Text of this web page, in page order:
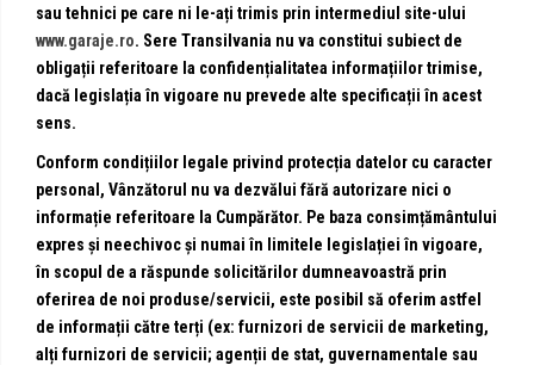
sau tehnici pe care ni le-ați trimis prin intermediul site-ului
www.garaje.ro. Sere Transilvania nu va constitui subiect de
obligații referitoare la confidențialitatea informațiilor trimise,
dacă legislația în vigoare nu prevede alte specificații în acest
sens.
Conform condițiilor legale privind protecția datelor cu caracter
personal, Vânzătorul nu va dezvălui fără autorizare nici o
informație referitoare la Cumpărător. Pe baza consimțământului
expres și neechivoc și numai în limitele legislației în vigoare,
în scopul de a răspunde solicitărilor dumneavoastră prin
oferirea de noi produse/servicii, este posibil să oferim astfel
de informații către terți (ex: furnizori de servicii de marketing,
alți furnizori de servicii; agenții de stat, guvernamentale sau